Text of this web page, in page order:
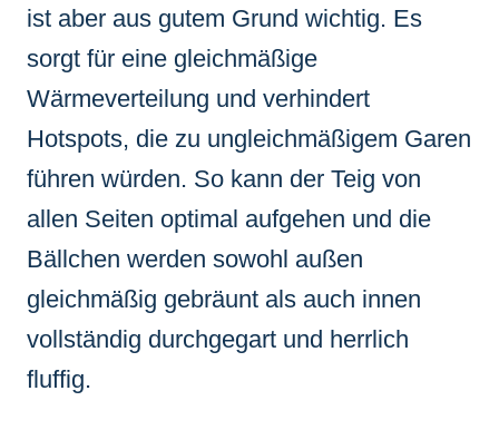
ist aber aus gutem Grund wichtig. Es
sorgt für eine gleichmäßige
Wärmeverteilung und verhindert
Hotspots, die zu ungleichmäßigem Garen
führen würden. So kann der Teig von
allen Seiten optimal aufgehen und die
Bällchen werden sowohl außen
gleichmäßig gebräunt als auch innen
vollständig durchgegart und herrlich
fluffig.